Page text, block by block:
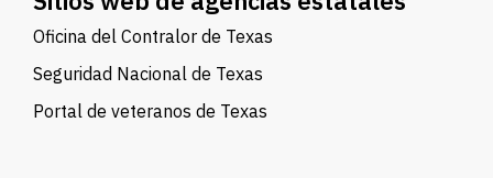
Oficina del Contralor de Texas
Seguridad Nacional de Texas
Portal de veteranos de Texas